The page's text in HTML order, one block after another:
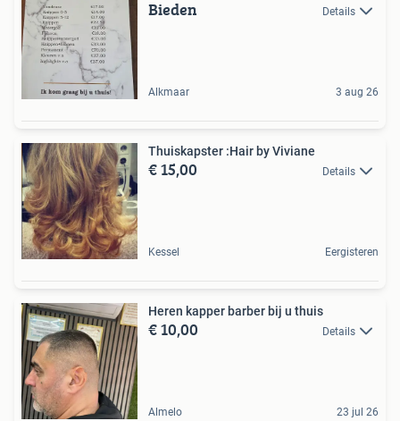
Bieden Details
Alkmaar 3 aug 26
Thuiskapster :Hair by Viviane
€ 15,00 Details
Kessel Eergisteren
Heren kapper barber bij u thuis
€ 10,00 Details
Almelo 23 jul 26